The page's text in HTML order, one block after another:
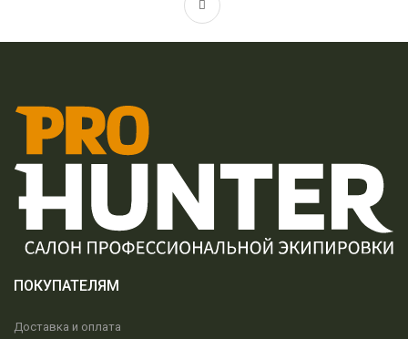
ПОКУПАТЕЛЯМ
Доставка и оплата